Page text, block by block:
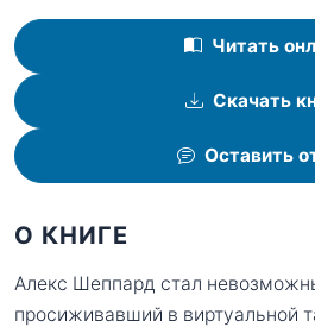
Читать
Скачать
Оставить
О КНИГЕ
Алекс Шеппард стал
просиживавший в виртуальной